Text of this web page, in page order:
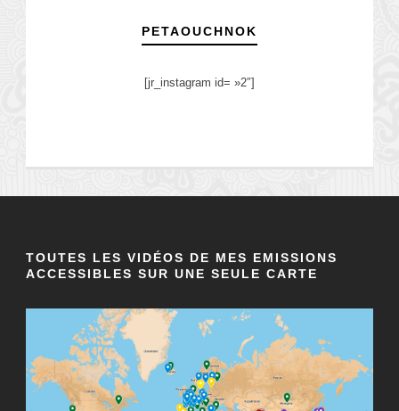
PETAOUCHNOK
[jr_instagram id= »2″]
TOUTES LES VIDÉOS DE MES EMISSIONS
ACCESSIBLES SUR UNE SEULE CARTE